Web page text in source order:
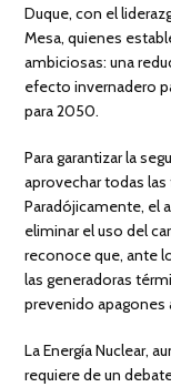
Duque, con el
Mesa, quienes
ambiciosas: una
efecto invernadero
para 2050.
Para garantizar la
aprovechar todas
Paradójicamente, el
eliminar el uso del
reconoce que, ante
las generadoras
prevenido apagones
La Energía Nuclear,
requiere de un